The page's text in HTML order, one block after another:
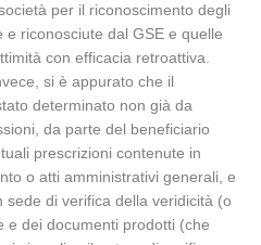
per il riconoscimento degli
riconosciute dal GSE e quelle
con efficacia retroattiva.
si è appurato che il
determinato non già da
da parte del beneficiario
prescrizioni contenute in
o atti amministrativi generali, e
di verifica della veridicità (o
e dei documenti prodotti (che